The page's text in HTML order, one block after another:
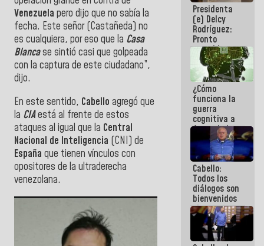
Venezuela pero dijo que no sabía la
fecha. Este señor (Castañeda) no
es cualquiera, por eso que la Casa
Blancase sintió casi que golpeada
con la captura de este ciudadano”,
dijo.
En este sentido, Cabello agregó que
la CIAestá al frente de estos
ataques al igual que la Central
Nacional de Inteligencia (CNI) de
España que tienen vínculos con
opositores de la ultraderecha
venezolana.
energético
Presidenta
(e) Delcy
Rodríguez:
Pronto
restableceremos
las
operaciones
en el
Aeropuerto
Internacional
de
Maiquetía
¿Cómo
funciona la
guerra
cognitiva a
favor de la
narrativa
hegemónica?
(1)
Cabello:
Todos los
diálogos son
bienvenidos
siempre que
estén en el
marco de la
Constitución